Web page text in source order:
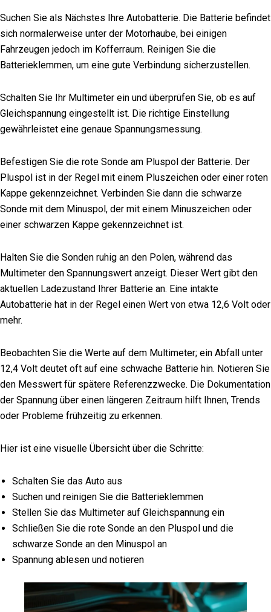
Suchen Sie als Nächstes Ihre Autobatterie. Die Batterie befindet
sich normalerweise unter der Motorhaube, bei einigen
Fahrzeugen jedoch im Kofferraum. Reinigen Sie die
Batterieklemmen, um eine gute Verbindung sicherzustellen.
Schalten Sie Ihr Multimeter ein und überprüfen Sie, ob es auf
Gleichspannung eingestellt ist. Die richtige Einstellung
gewährleistet eine genaue Spannungsmessung.
Befestigen Sie die rote Sonde am Pluspol der Batterie. Der
Pluspol ist in der Regel mit einem Pluszeichen oder einer roten
Kappe gekennzeichnet. Verbinden Sie dann die schwarze
Sonde mit dem Minuspol, der mit einem Minuszeichen oder
einer schwarzen Kappe gekennzeichnet ist.
Halten Sie die Sonden ruhig an den Polen, während das
Multimeter den Spannungswert anzeigt. Dieser Wert gibt den
aktuellen Ladezustand Ihrer Batterie an. Eine intakte
Autobatterie hat in der Regel einen Wert von etwa 12,6 Volt oder
mehr.
Beobachten Sie die Werte auf dem Multimeter; ein Abfall unter
12,4 Volt deutet oft auf eine schwache Batterie hin. Notieren Sie
den Messwert für spätere Referenzzwecke. Die Dokumentation
der Spannung über einen längeren Zeitraum hilft Ihnen, Trends
oder Probleme frühzeitig zu erkennen.
Hier ist eine visuelle Übersicht über die Schritte:
Schalten Sie das Auto aus
Suchen und reinigen Sie die Batterieklemmen
Stellen Sie das Multimeter auf Gleichspannung ein
Schließen Sie die rote Sonde an den Pluspol und die
schwarze Sonde an den Minuspol an
Spannung ablesen und notieren